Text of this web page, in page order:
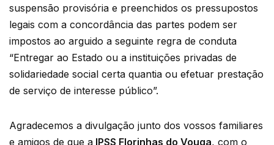
suspensão provisória e preenchidos os pressupostos
legais com a concordância das partes podem ser
impostos ao arguido a seguinte regra de conduta
“Entregar ao Estado ou a instituições privadas de
solidariedade social certa quantia ou efetuar prestação
de serviço de interesse público”.
Agradecemos a divulgação junto dos vossos familiares
e amigos de que a IPSS Florinhas do Vouga, com o